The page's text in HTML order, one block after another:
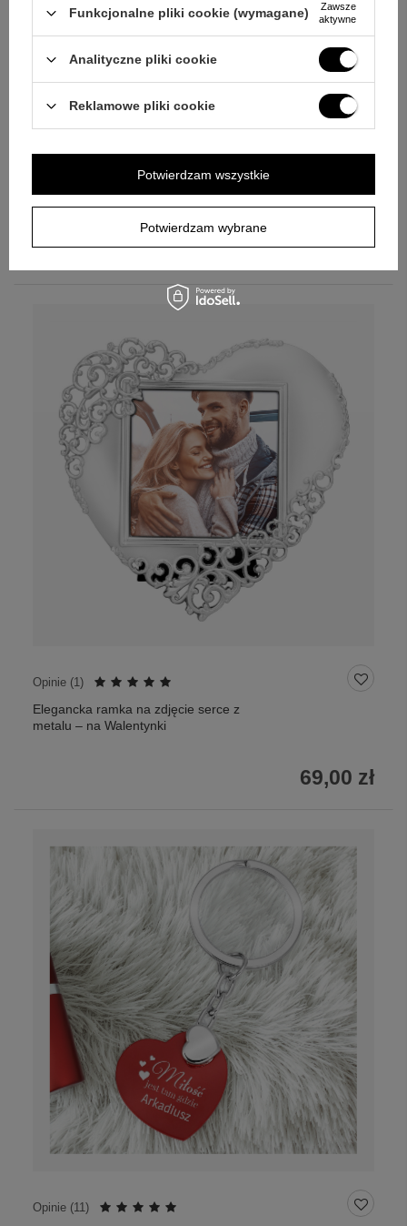
Podwójna ramka dla pary ze stali
129,00 zł
Opinie (1)
Elegancka ramka na zdjęcie serce z
metalu – na Walentynki
69,00 zł
Opinie (11)
Funkcjonalne pliki cookie (wymagane)
Zawsze
aktywne
Analityczne pliki cookie
Reklamowe pliki cookie
Potwierdzam wybrane
Potwierdzam wszystkie